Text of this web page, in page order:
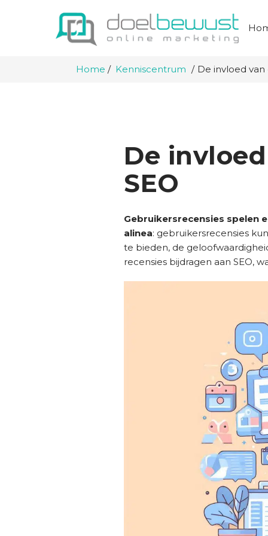
Home Kenniscentrum De invloed
De
SEO
Gebruikersrecensies spelen
alinea: gebruikersrecensies
te bieden, de
recensies bijdragen aan SEO,